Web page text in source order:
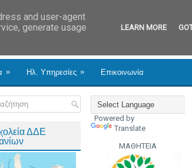
» Ηλ. Υπηρεσίες » Επικοινωνία
ΔΔΕ
Powered by
Translate
ΜΑΘΗΤΕΙΑ
and user-agent
generate usage
LEARN MORE